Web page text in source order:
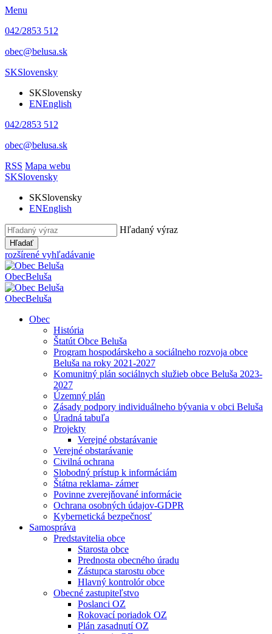
Menu
042/2853 512
obec@belusa.sk
SKSlovensky
SKSlovensky
ENEnglish
042/2853 512
obec@belusa.sk
RSS Mapa webu
SKSlovensky
SKSlovensky
ENEnglish
Hľadaný výraz
Hľadať
rozšírené vyhľadávanie
ObecBeluša
ObecBeluša
Obec
História
Štatút Obce Beluša
Program hospodárskeho a sociálneho rozvoja obce
Beluša na roky 2021-2027
Komunitný plán sociálnych služieb obce Beluša 2023-
2027
Územný plán
Zásady podpory individuálneho bývania v obci Beluša
Úradná tabuľa
Projekty
Verejné obstarávanie
Verejné obstarávanie
Civilná ochrana
Slobodný prístup k informáciám
Štátna reklama- zámer
Povinne zverejňované informácie
Ochrana osobných údajov-GDPR
Kybernetická bezpečnosť
Samospráva
Predstavitelia obce
Starosta obce
Prednosta obecného úradu
Zástupca starostu obce
Hlavný kontrolór obce
Obecné zastupiteľstvo
Poslanci OZ
Rokovací poriadok OZ
Plán zasadnutí OZ